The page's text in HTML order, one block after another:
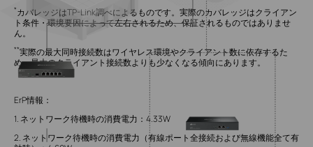
*カバレッジはTP-Link調べによるものです。実際のカバレッジはクライアン
ト条件・環境要因によって左右されるため、保証されるものではありませ
ん。
**実際の最大同時接続数はワイヤレス環境やクライアント数に依存するた
め、最大のクライアント接続数よりも少なくなる傾向にあります。
ErP情報：
1. ネットワーク待機時の消費電力：4.33W
2. ネットワーク待機時の消費電力（有線ポート全接続および無線機能全て有